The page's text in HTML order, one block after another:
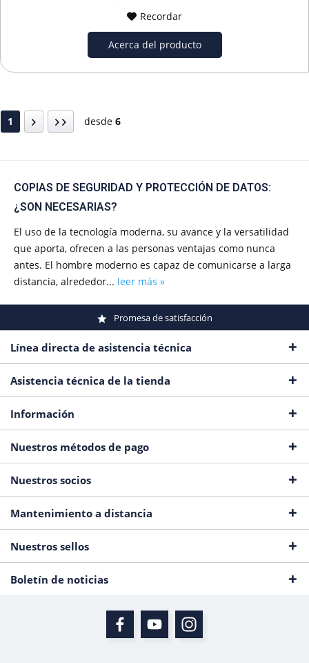
Recordar
Acerca del producto
1 desde 6
COPIAS DE SEGURIDAD Y PROTECCIÓN DE DATOS:
¿SON NECESARIAS?
El uso de la tecnología moderna, su avance y la versatilidad
que aporta, ofrecen a las personas ventajas como nunca
antes. El hombre moderno es capaz de comunicarse a larga
distancia, alrededor... leer más »
Promesa de satisfacción
Línea directa de asistencia técnica
Asistencia técnica de la tienda
Información
Nuestros métodos de pago
Nuestros socios
Mantenimiento a distancia
Nuestros sellos
Boletín de noticias